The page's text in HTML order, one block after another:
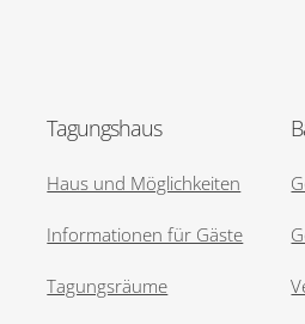
Tagungshaus
Haus und Möglichkeiten
Informationen für Gäste
Tagungsräume